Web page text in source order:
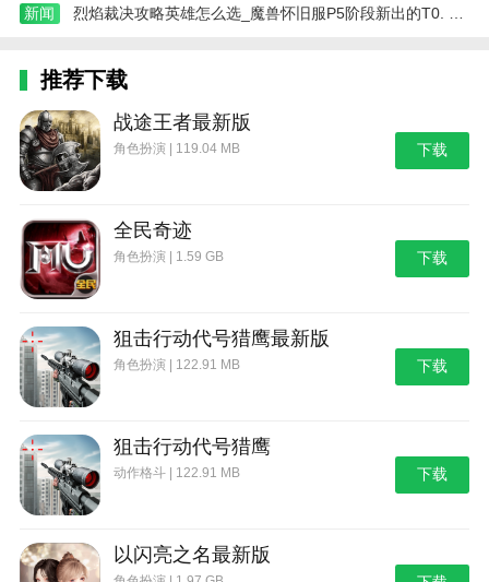
新闻
推荐下载
战途王者最新版
角色扮演 | 119.04 MB 下载
全民奇迹
角色扮演 | 1.59 GB 下载
狙击行动代号猎鹰最新版
角色扮演 | 122.91 MB 下载
狙击行动代号猎鹰
动作格斗 | 122.91 MB 下载
以闪亮之名最新版